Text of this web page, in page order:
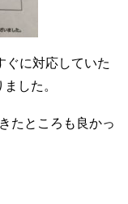
ぐに対応していた
した。
たところも良かっ